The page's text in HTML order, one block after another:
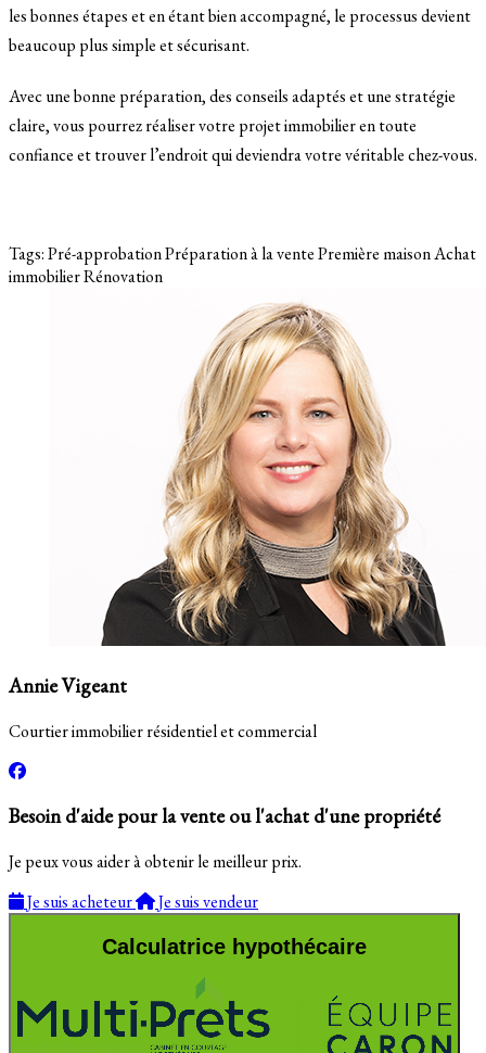
les bonnes étapes et en étant bien accompagné, le processus devient
beaucoup plus simple et sécurisant.
Avec une bonne préparation, des conseils adaptés et une stratégie
claire, vous pourrez réaliser votre projet immobilier en toute
confiance et trouver l’endroit qui deviendra votre véritable chez-vous.
Tags:Pré-approbationPréparation à la ventePremière maisonAchat
immobilierRénovation
Annie Vigeant
Courtier immobilier résidentiel et commercial
Besoin d'aide pour la vente ou l'achat d'une propriété
Je peux vous aider à obtenir le meilleur prix.
Je suis acheteur
Je suis vendeur
Calculatrice hypothécaire